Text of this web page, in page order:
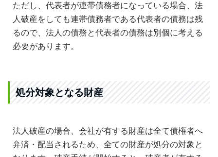
ただし、代表者が連帯債務者になっている場合、法
人破産をしても連帯債務者である代表者の債務は残
るので、法人の債務と代表者の債務は別個に考える
必要があります。
処分対象となる財産
法人破産の場合、会社が有する財産は全て債権者へ
弁済・配当されるため、全ての財産が処分の対象と